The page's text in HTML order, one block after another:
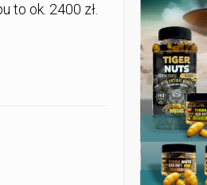
to ok. 2400 zł.